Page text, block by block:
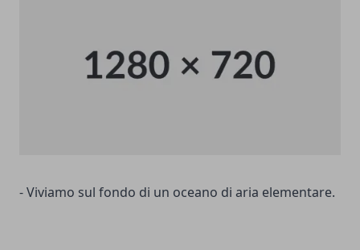
- Viviamo sul fondo di un oceano di aria elementare.